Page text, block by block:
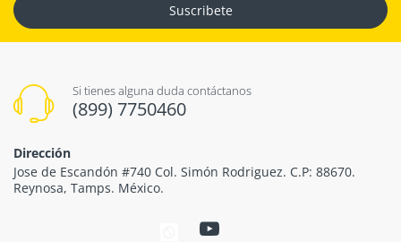
Suscribete
Si tienes alguna duda contáctanos
(899) 7750460
Dirección
Jose de Escandón #740 Col. Simón Rodriguez. C.P: 88670.
Reynosa, Tamps. México.